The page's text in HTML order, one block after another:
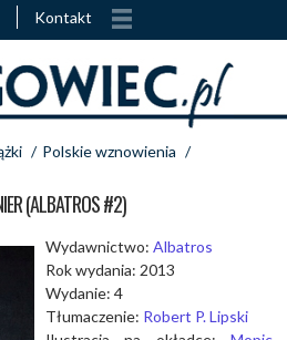
Kontakt
/ Polskie wznowienia /
(ALBATROS #2)
Wydawnictwo: Albatros
Rok wydania: 2013
Wydanie: 4
Tłumaczenie: Robert P. Lipski